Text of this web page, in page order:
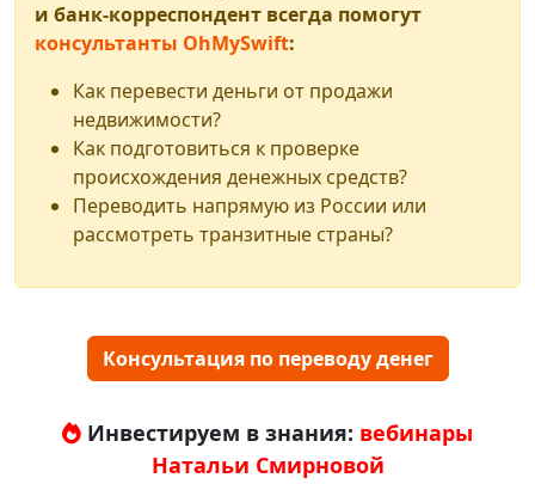
и банк-корреспондент всегда помогут
консультанты OhMySwift:
Как перевести деньги от продажи
недвижимости?
Как подготовиться к проверке
происхождения денежных средств?
Переводить напрямую из России или
рассмотреть транзитные страны?
Консультация по переводу денег
Инвестируем в знания: вебинары
Натальи Смирновой